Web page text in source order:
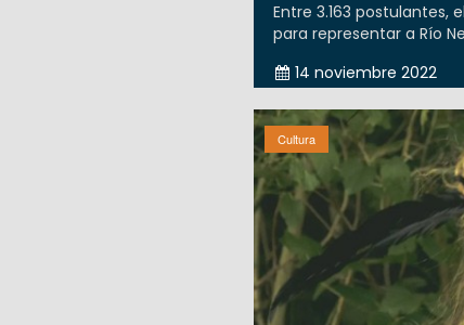
Entre 3.163 postulantes,
para representar a Río
14 noviembre 2022
Cultura